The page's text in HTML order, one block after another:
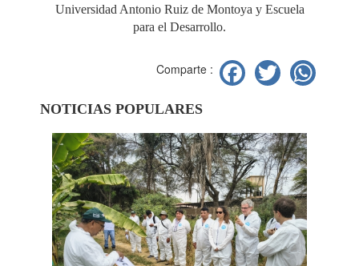
Universidad Antonio Ruiz de Montoya y Escuela
para el Desarrollo.
Comparte : Facebook
Twitter
NOTICIAS POPULARES